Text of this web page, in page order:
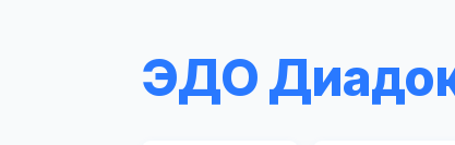
ЭДО Диадок